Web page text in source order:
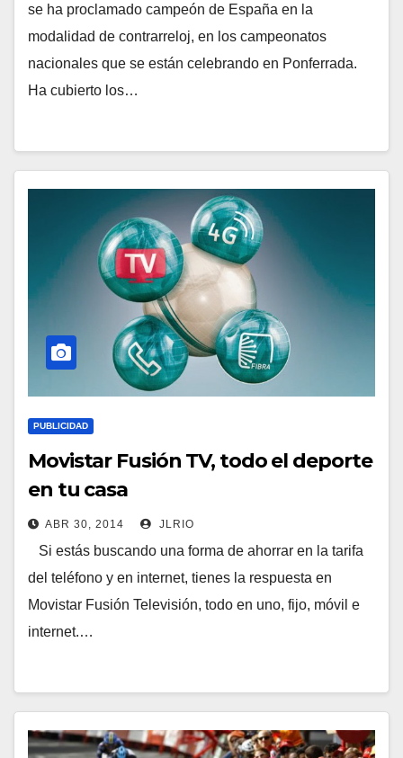
se ha proclamado campeón de España en la
modalidad de contrarreloj, en los campeonatos
nacionales que se están celebrando en Ponferrada.
Ha cubierto los…
PUBLICIDAD
Movistar Fusión TV, todo el deporte
en tu casa
ABR 30, 2014 JLRIO
Si estás buscando una forma de ahorrar en la tarifa
del teléfono y en internet, tienes la respuesta en
Movistar Fusión Televisión, todo en uno, fijo, móvil e
internet.…